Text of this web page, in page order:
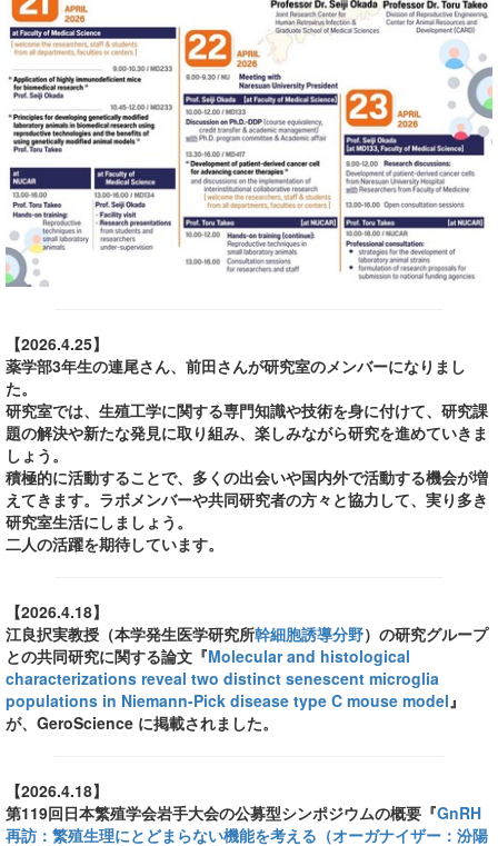
【2026.4.25】
薬学部3年生の連尾さん、前田さんが研究室のメンバーになりまし
た。
研究室では、生殖工学に関する専門知識や技術を身に付けて、研究課
題の解決や新たな発見に取り組み、楽しみながら研究を進めていきま
しょう。
積極的に活動することで、多くの出会いや国内外で活動する機会が増
えてきます。ラボメンバーや共同研究者の方々と協力して、実り多き
研究室生活にしましょう。
二人の活躍を期待しています。
【2026.4.18】
江良択実教授（本学発生医学研究所幹細胞誘導分野）の研究グループ
との共同研究に関する論文『Molecular and histological
characterizations reveal two distinct senescent microglia
populations in Niemann-Pick disease type C mouse model 』
が、GeroScience に掲載されました。
【2026.4.18】
第119回日本繁殖学会岩手大会の公募型シンポジウムの概要『GnRH
再訪：繁殖生理にとどまらない機能を考える（オーガナイザー：汾陽